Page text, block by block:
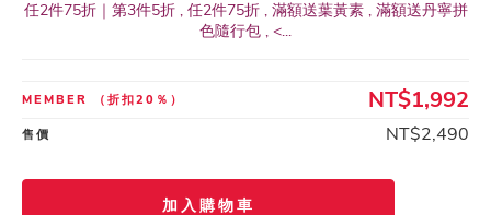
任2件75折｜第3件5折 , 任2件75折 , 滿額送葉黃素 , 滿額送丹寧拼
色隨行包 , <...
MEMBER （折扣20％） NT$1,992
售價 NT$2,490
加入購物車